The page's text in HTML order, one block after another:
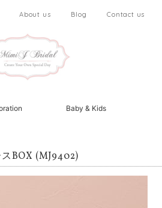
About us Blog Contact us
Baby & Kids
BOX (MJ9402)